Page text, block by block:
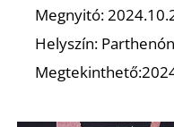
Megnyitó:
Helyszín: